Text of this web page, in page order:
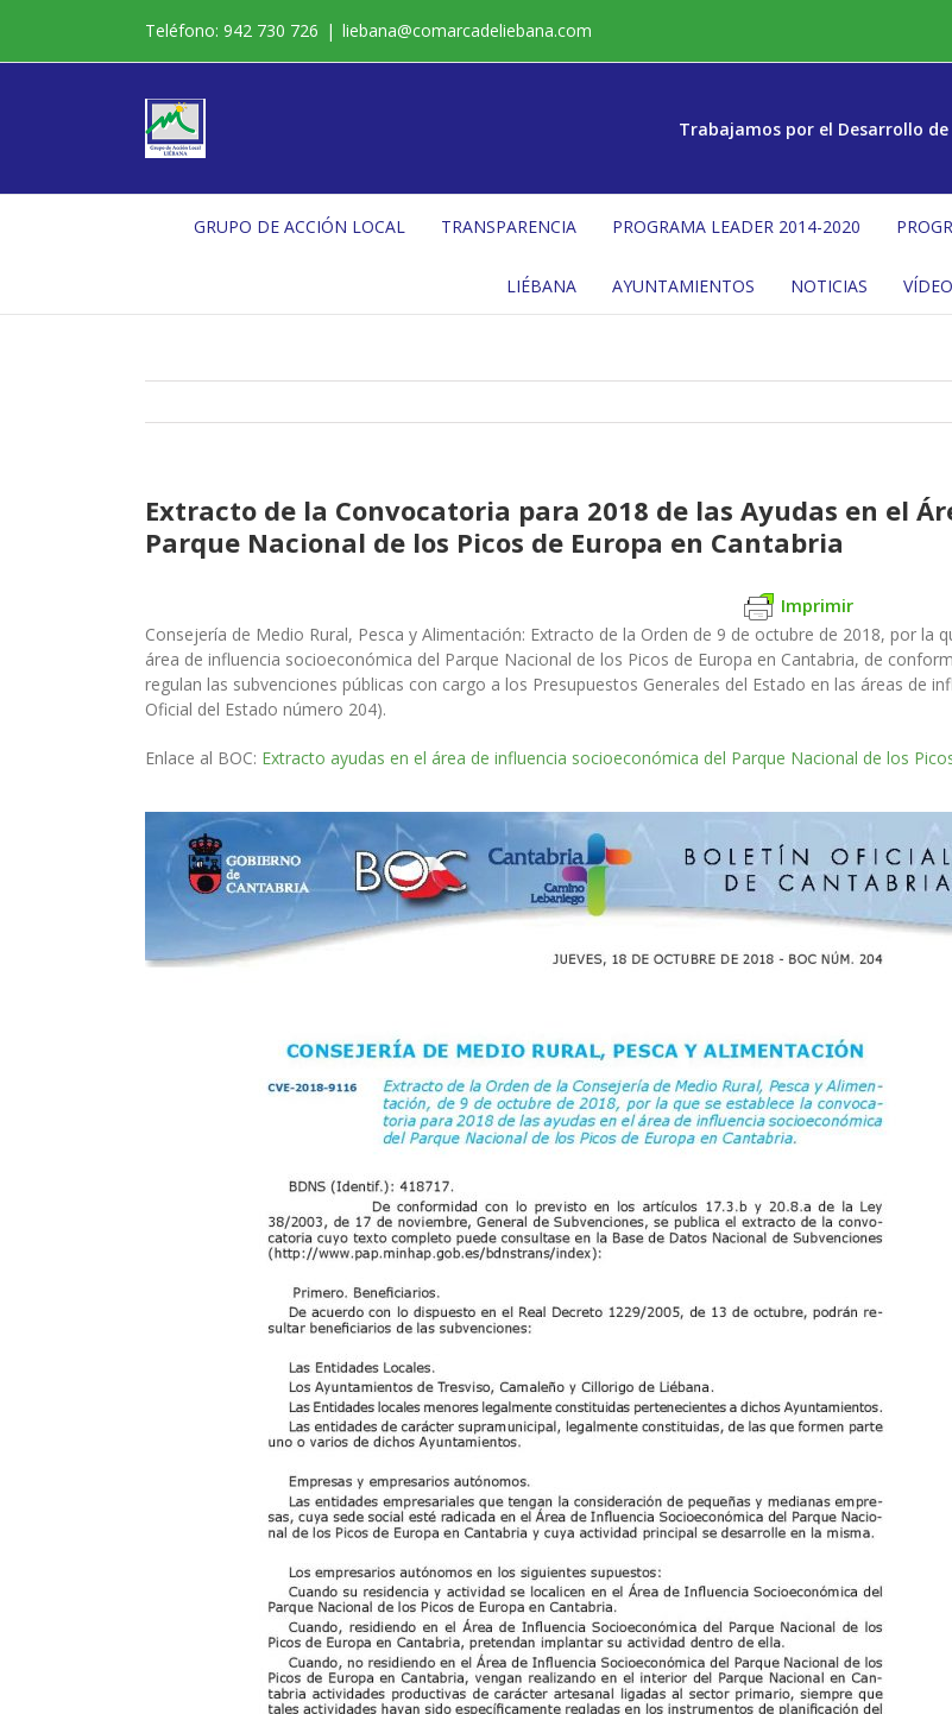
contenido
Teléfono: 942 730 726 | liebana@comarcadeliebana.com
Trabajamos por el Desarrollo
GRUPO DE ACCIÓN LOCAL TRANSPARENCIA PROGRAMA LEADER 2014-2020
LIÉBANA AYUNTAMIENTOS NOTICIAS
Extracto de la Convocatoria para 2018 de las Ayudas en el
Parque Nacional de los Picos de Europa en Cantabria
Imprimir
Consejería de Medio Rural, Pesca y Alimentación: Extracto de la Orden de 9 de octubre de 2018, por la
área de influencia socioeconómica del Parque Nacional de los Picos de Europa en Cantabria, de
regulan las subvenciones públicas con cargo a los Presupuestos Generales del Estado en las áreas de
Oficial del Estado número 204).
Enlace al BOC: Extracto ayudas en el área de influencia socioeconómica del Parque Nacional de los